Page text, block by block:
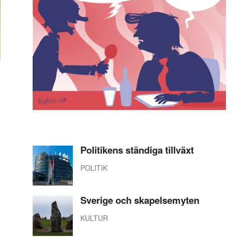
Politikens ständiga tillväxt
POLITIK
Sverige och skapelsemyten
KULTUR